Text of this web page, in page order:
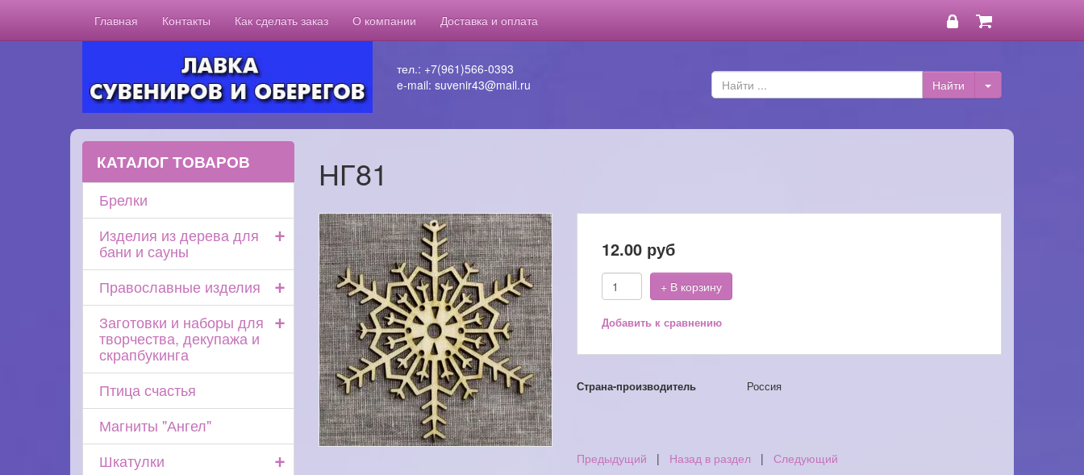
Главная Контакты Как сделать заказ О компании Доставка и оплата
тел.: +7(961)566-0393
e-mail: suvenir43@mail.ru
НГ81
12.00руб
+ В корзину
Добавить к сравнению
Страна-производитель Россия
Предыдущий | Назад в раздел | Следующий
КАТАЛОГ ТОВАРОВ
Брелки
+
Изделия из дерева для
бани и сауны
+
Православные изделия
+
Заготовки и наборы для
творчества, декупажа и
скрапбукинга
Птица счастья
Магниты "Ангел"
+
Шкатулки